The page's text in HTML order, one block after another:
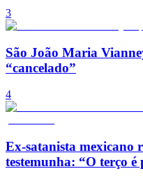
3
São João Maria
“cancelado”
4
Ex-satanista mexicano
testemunha: “O terço é